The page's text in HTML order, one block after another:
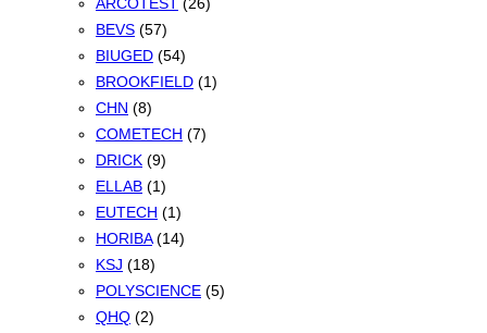
BEVS (57)
BIUGED (54)
BROOKFIELD (1)
CHN (8)
COMETECH (7)
DRICK (9)
ELLAB (1)
EUTECH (1)
HORIBA (14)
KSJ (18)
POLYSCIENCE (5)
QHQ (2)